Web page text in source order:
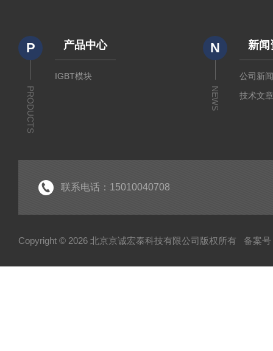
P
PRODUCTS
产品中心
IGBT模块
N
NEWS
新闻
公司新
技术文
联系电话：15010040708
Copyright © 2026 北京京诚宏泰科技有限公司版权所有 备案号